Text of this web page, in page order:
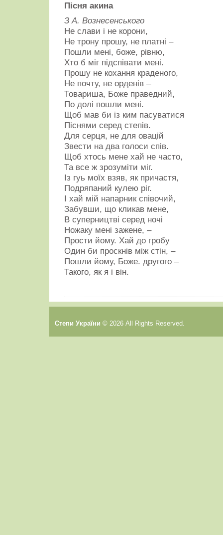
пітьом”
зникала
у
траві.
Пісня акина
З А. Вознесенського
Не слави і не корони,
Не трону прошу, не платні –
Пошли мені, боже, рівню,
Хто б міг підспівати мені.
Прошу не кохання краденого,
Не почту, не орденів –
Товариша, Боже праведний,
По долі пошли мені.
Щоб мав би із ким пасуватися
Піснями серед степів.
Для серця, не для овацій
Звести на два голоси спів.
Щоб хтось мене хай не часто,
Та все ж зрозуміти міг.
Із гуь моїх взяв, як причастя,
Подряпаний кулею ріг.
І хай мій напарник співочий,
Забувши, що кликав мене,
В суперництві серед ночі
Ножаку мені зажене, –
Прости йому. Хай до гробу
Один би проскнів між стін, –
Пошли йому, Боже. другого –
Такого, як я і він.
Cтепи України © 2026 All Rights Reserved.